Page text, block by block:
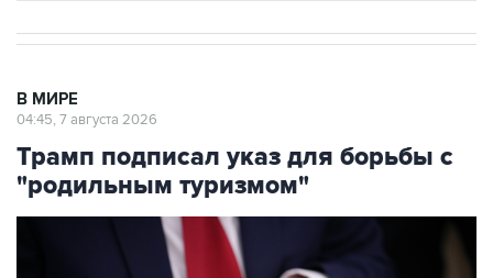
В МИРЕ
04:45, 7 августа 2026
Трамп подписал указ для борьбы с
"родильным туризмом"